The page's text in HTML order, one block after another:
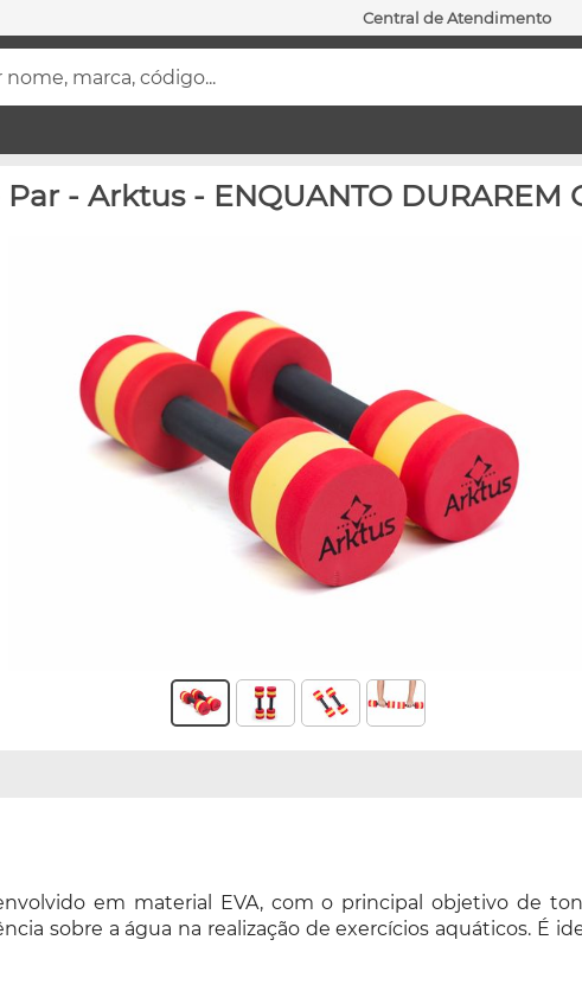
Central de Atendimento
marca, código...
- Arktus - ENQUANTO DURAREM
em material EVA, com o principal objetivo de
sobre a água na realização de exercícios aquáticos. É